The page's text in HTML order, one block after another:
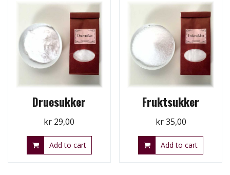
Druesukker
kr 29,00
Add to cart
Fruktsukker
kr35,00
Add to cart